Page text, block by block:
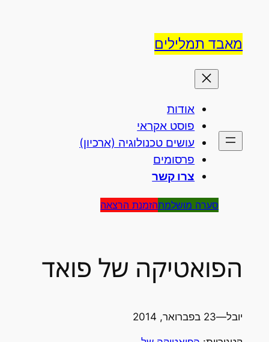
מאבד תמלילים
אודות
פוסט אקראי
עושים טכנולוגיה (ארכיון)
פרסומים
צרו קשר
סערה מושלמתהזמנת הרצאה
הפואטיקה של פואד
יובל—23 בפברואר, 2014